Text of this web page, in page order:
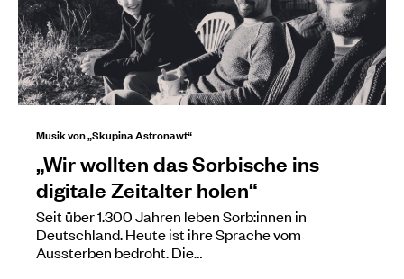
Musik von „Skupina Astronawt“
„Wir wollten das Sorbische ins
digitale Zeitalter holen“
Seit über 1.300 Jahren leben Sorb:innen in
Deutschland. Heute ist ihre Sprache vom
Aussterben bedroht. Die…